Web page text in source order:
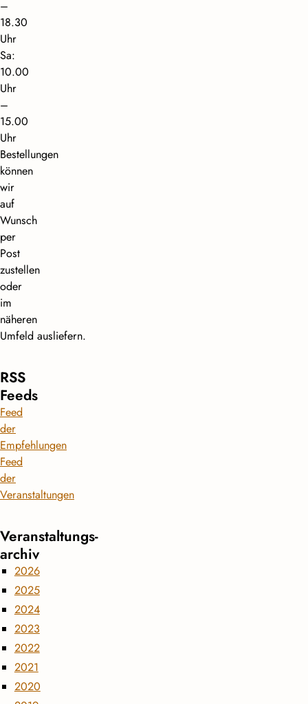
–
18.30
Uhr
Sa:
10.00
Uhr
–
15.00
Uhr
Bestellungen
können
wir
auf
Wunsch
per
Post
zustellen
oder
im
näheren
Umfeld ausliefern.
RSS
Feeds
Feed
der
Empfehlungen
Feed
der
Veranstaltungen
Veranstaltungs­
archiv
2026
2025
2024
2023
2022
2021
2020